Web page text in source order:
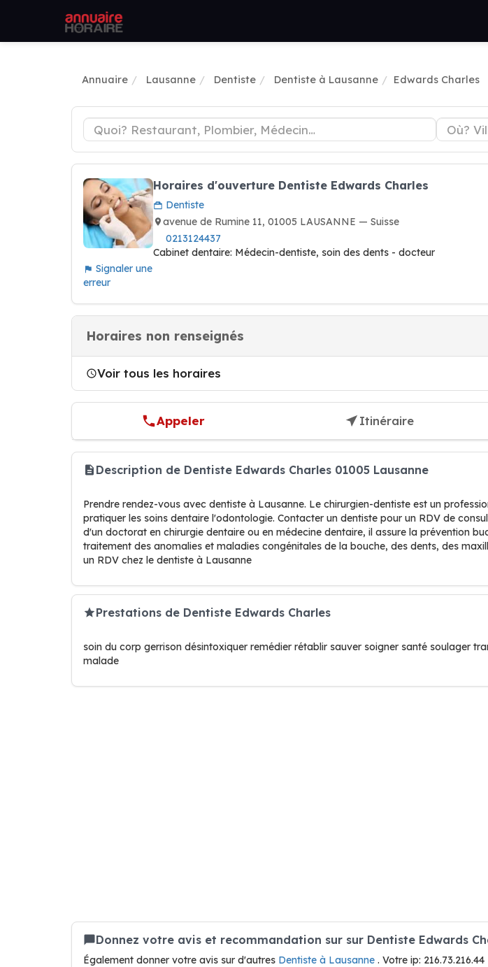
Annuaire Lausanne Dentiste Dentiste à Lausanne Edwards Charles
Signaler une
erreur
Horaires d'ouverture Dentiste Edwards Charles
Dentiste
avenue de Rumine 11, 01005 LAUSANNE — Suisse
0213124437
Cabinet dentaire: Médecin-dentiste, soin des dents - docteur
Horaires non renseignés
Voir tous les horaires
Appeler Itinéraire
Description de Dentiste Edwards Charles 01005 Lausanne
Prendre rendez-vous avec dentiste à Lausanne. Le chirurgien-dentiste est un
pratiquer les soins dentaire l'odontologie. Contacter un dentiste pour un RDV de
d'un doctorat en chirurgie dentaire ou en médecine dentaire, il assure la prévention
traitement des anomalies et maladies congénitales de la bouche, des dents, des
un RDV chez le dentiste à Lausanne
Prestations de Dentiste Edwards Charles
soin du corp gerrison désintoxiquer remédier rétablir sauver soigner santé soulager
malade
Donnez votre avis et recommandation sur sur Dentiste Edwards
Également donner votre avis sur d'autres Dentiste à Lausanne . Votre ip: 216.73.216.44